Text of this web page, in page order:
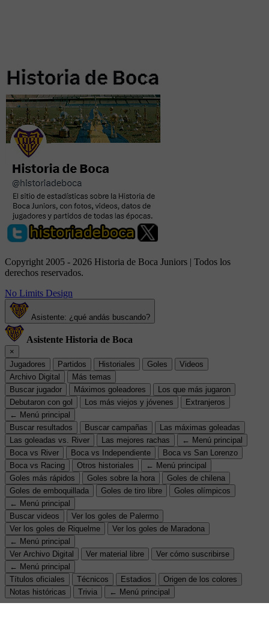
Copyright 2005 - 2026 Historia de Boca Juniors | Todos los
derechos reservados.
No Limits Design
Asistente: ¿qué andás buscando?
Asistente Historia de Boca
×
Jugadores
Partidos Historiales Goles
Videos
Archivo Digital
Más temas
Buscar jugador
Máximos goleadores
Los que más jugaron
Debutaron con gol
Los más viejos y jóvenes
Extranjeros
← Menú principal
Buscar resultados
Buscar campañas
Las máximas goleadas
Las goleadas vs. River
Las mejores rachas
← Menú principal
Boca vs River
Boca vs Independiente
Boca vs San Lorenzo
Boca vs Racing
Otros historiales
← Menú principal
Goles más rápidos
Goles sobre la hora
Goles de chilena
Goles de emboquillada
Goles de tiro libre
Goles olímpicos
← Menú principal
Buscar videos
Ver los goles de Palermo
Ver los goles de Riquelme
Ver los goles de Maradona
← Menú principal
Ver Archivo Digital
Ver material libre
Ver cómo suscribirse
← Menú principal
Títulos oficiales
Técnicos Estadios
Origen de los colores
Notas históricas
Trivia ← Menú principal